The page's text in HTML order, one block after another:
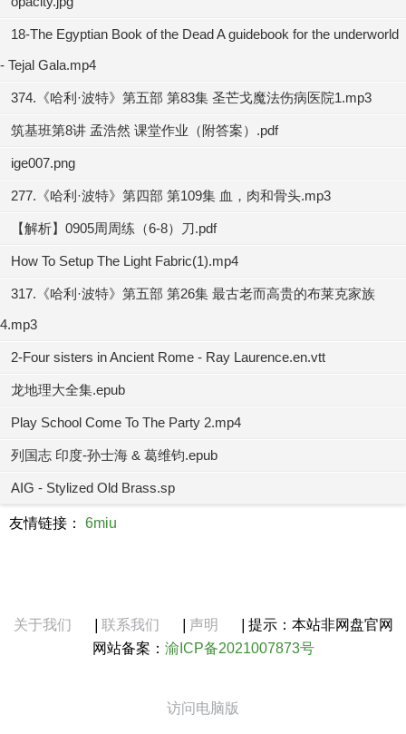
18-The Egyptian Book of the Dead A guidebook for the underworld
- Tejal Gala.mp4
374.《哈利·波特》第五部 第83集 圣芒戈魔法伤病医院1.mp3
筑基班第8讲 孟浩然 课堂作业（附答案）.pdf
ige007.png
277.《哈利·波特》第四部 第109集 血，肉和骨头.mp3
【解析】0905周周练（6-8）刀.pdf
How To Setup The Light Fabric(1).mp4
317.《哈利·波特》第五部 第26集 最古老而高贵的布莱克家族
4.mp3
2-Four sisters in Ancient Rome - Ray Laurence.en.vtt
龙地理大全集.epub
Play School Come To The Party 2.mp4
列国志 印度-孙士海 & 葛维钧.epub
AIG - Stylized Old Brass.sp
友情链接： 6miu
关于我们 联系我们 声明
提示：本站非网盘官网
网站备案： 渝ICP备2021007873号
访问电脑版